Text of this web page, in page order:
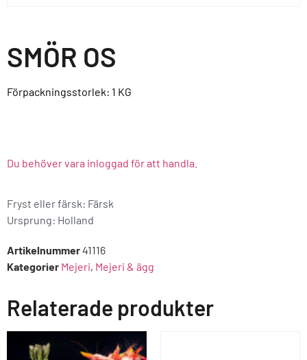
SMÖR OS
Förpackningsstorlek: 1 KG
Du behöver vara inloggad för att handla.
Fryst eller färsk: Färsk
Ursprung: Holland
Artikelnummer41116
Kategorier Mejeri, Mejeri & ägg
Relaterade produkter